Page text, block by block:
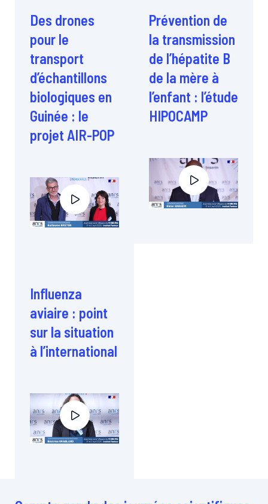
Des drones
pour le
transport
d’échantillons
biologiques en
Guinée : le
projet AIR-POP
Prévention de
la transmission
de l’hépatite B
de la mère à
l’enfant : l’étude
HIPOCAMP
Influenza
aviaire : point
sur la situation
à l’international